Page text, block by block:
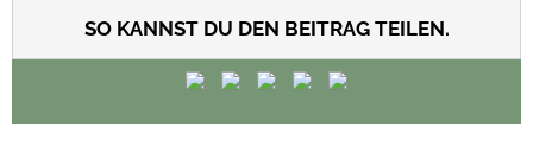
SO KANNST DU DEN BEITRAG TEILEN.